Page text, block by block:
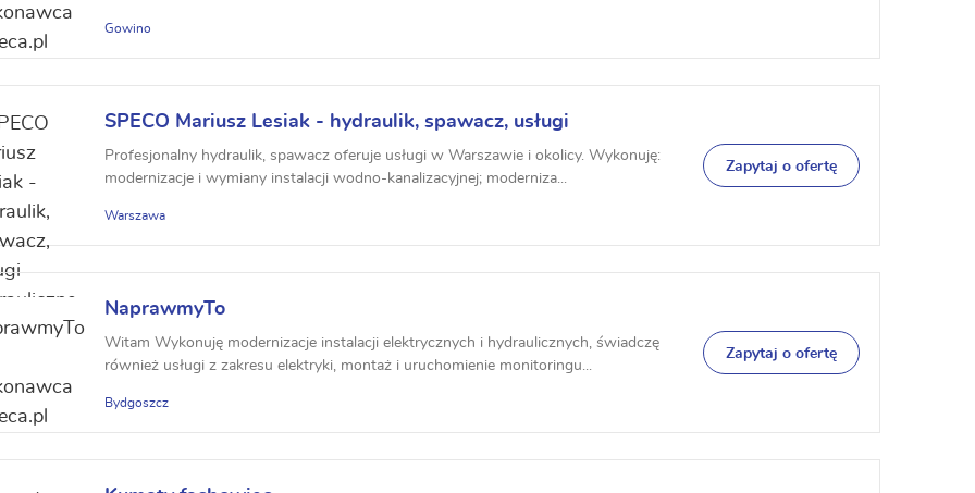
Gowino
SPECO Mariusz Lesiak - hydraulik, spawacz, usługi
hydrauliczne
Profesjonalny hydraulik, spawacz oferuje usługi w Warszawie i okolicy. Wykonuję:
modernizacje i wymiany instalacji wodno-kanalizacyjnej; moderniza...
Warszawa
Zapytaj o ofertę
NaprawmyTo
Witam Wykonuję modernizacje instalacji elektrycznych i hydraulicznych, świadczę
również usługi z zakresu elektryki, montaż i uruchomienie monitoringu...
Bydgoszcz
Zapytaj o ofertę